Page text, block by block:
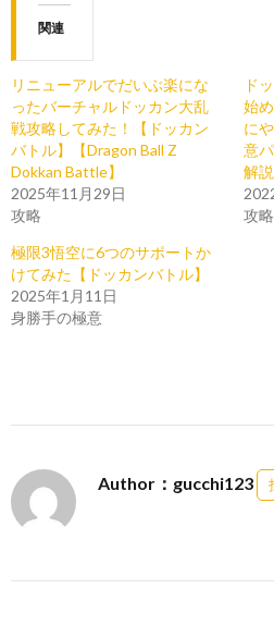
関連
リニューアルでだいぶ楽にな
ったバーチャルドッカン大乱
戦攻略してみた！【ドッカン
バトル】【Dragon Ball Z
Dokkan Battle】
2025年11月29日
攻略
ド
始
に
意
解説
攻略
極限3悟空に6つのサポートか
けてみた【ドッカンバトル】
2025年1月11日
身勝手の極意
Author：gucchi123